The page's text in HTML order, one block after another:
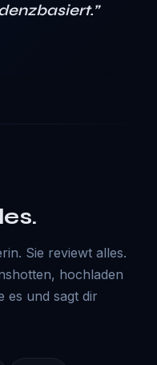
”
Sie reviewt alles.
hochladen
es und sagt dir